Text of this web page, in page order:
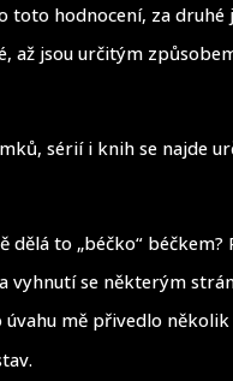
toto hodnocení, za
až jsou určitým
sérií i knih se najde
dělá to „béčko“
vyhnutí se některým
úvahu mě přivedlo